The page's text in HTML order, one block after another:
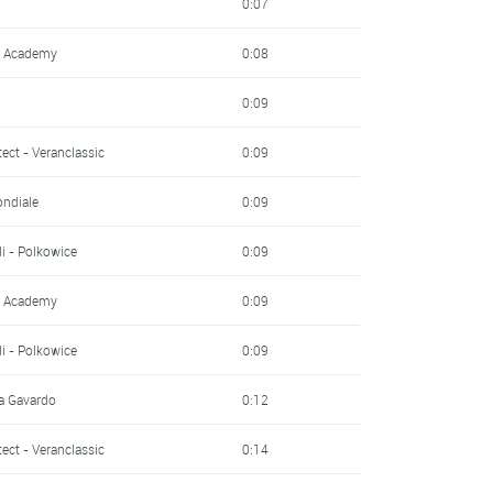
0:08
0:09
- Veranclassic 0:09
0:09
- Polkowice 0:09
0:09
- Polkowice 0:09
Gavardo 0:12
- Veranclassic 0:14